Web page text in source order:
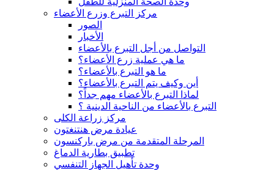
مركز التبرع وزرع الأعضاء
الصور
الأخبار
التواصل من أجل التبرع بالأعضاء
ما هي عملية زرع الأعضاء؟
ما هو التبرع بالأعضاء؟
أين وكيف يتم التبرع بالأعضاء؟
لماذا التبرع بالأعضاء مهم جداً؟
التبرع بالأعضاء من الناحية الدينية ؟
مركز زراعة الكلى
عيادة مرض هنتنغتون
المرحلة المتقدمة من مرض باركنسون
تطبيق بطارية الدماغ
وحدة تأهيل الجهاز التنفسي